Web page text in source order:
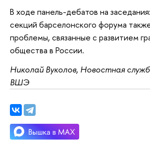
В ходе панель-дебатов на
секций барселонского форума
проблемы, связанные с развитием
общества в России.
Николай Вуколов, Новостная
ВШЭ